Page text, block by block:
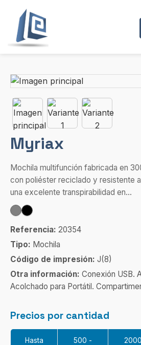
Myriax
Mochila multifunción fabricada en
con poliéster reciclado y resistente
una excelente transpirabilidad en...
Referencia: 20354
Tipo: Mochila
Código de impresión: J(8)
Otra información: Conexión USB.
Acolchado para Portátil.
Precios por cantidad
Hasta
500 -